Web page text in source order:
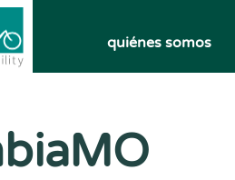
quiénes somos